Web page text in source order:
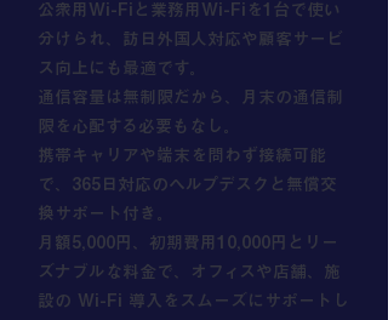
公衆用Wi-Fiと業務用Wi-Fiを1台で使い
分けられ、訪日外国人対応や顧客サービ
ス向上にも最適です。
通信容量は無制限だから、月末の通信制
限を心配する必要もなし。
携帯キャリアや端末を問わず接続可能
で、365日対応のヘルプデスクと無償交
換サポート付き。
月額5,000円、初期費用10,000円とリー
ズナブルな料金で、オフィスや店舗、施
設の Wi-Fi 導入をスムーズにサポートし